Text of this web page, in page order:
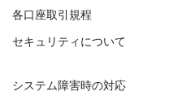
各口座取引規程
セキュリティについて
システム障害時の対応